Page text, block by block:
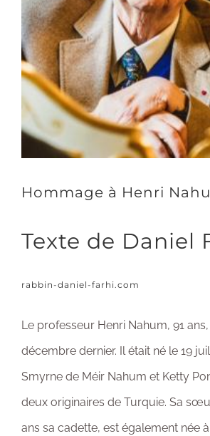
Hommage à Henri
Texte de Daniel
rabbin-daniel-farhi.com
Le professeur Henri Nahum, 91
décembre dernier. Il était né le 19
Smyrne de Méir Nahum et Ketty
deux originaires de Turquie. Sa
ans sa cadette, est également née